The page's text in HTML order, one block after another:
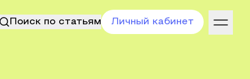
Поиск по статьям Личный кабинет